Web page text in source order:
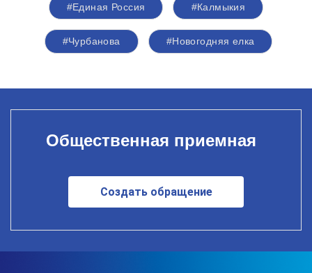
#Единая Россия #Калмыкия
#Чурбанова #Новогодняя елка
Общественная приемная
Создать обращение